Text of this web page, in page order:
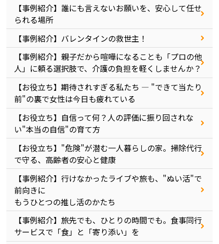
【事例紹介】誰にも言えないお願いを、安心して任せ
られる場所
【事例紹介】バレンタインの救世主！
【事例紹介】親子だから喧嘩になることも「プロの他
人」に頼る選択肢で、介護の負担を軽くしませんか？
【お役立ち】期待されすぎる私たち ― "できて当たり
前"の裏で女性は今日も疲れている
【お役立ち】自信って何？人の評価に振り回されな
い"本当の自信"の育て方
【お役立ち】"危険"が潜む一人暮らしの家。掃除代行
で守る、高齢者の安心と健康
【事例紹介】行けなかったライブや旅も、"ぬい活"で
前向きに
もうひとつの推し活のかたち
【事例紹介】旅先でも、ひとりの時間でも。食事同行
サービスで「食」と「寄り添い」を